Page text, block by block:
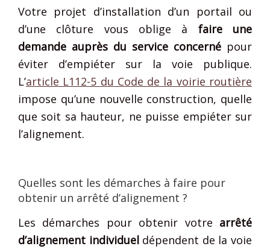
Votre projet d’installation d’un portail ou
d’une clôture vous oblige à faire une
demande auprès du service concerné pour
éviter d’empiéter sur la voie publique.
L’article L112-5 du Code de la voirie routière
impose qu’une nouvelle construction, quelle
que soit sa hauteur, ne puisse empiéter sur
l’alignement.
Quelles sont les démarches à faire pour
obtenir un arrêté d’alignement ?
Les démarches pour obtenir votre arrêté
d’alignement individueldépendent de la voie